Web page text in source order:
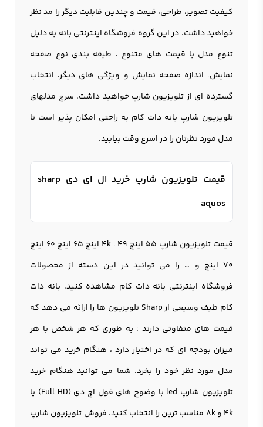
کیفیت تصویر، طراحی، قیمت و چندین قابلیت دیگر را مد نظر
خواهید داشت. در این گروه فروشگاه اینترنتی بانه به دلیل
تنوع مدل با قیمت های متنوع ، طبقه بندی نوع صفحه
نمایش، اندازه صفحه نمایش و ویژگی های دیگر، انتخاب
گسترده ای از تلويزيون شارپ خواهید داشت. سرچ مدلهای
تلويزيون شارپ بانه دات کام به راحتی امکان پذیر است تا
مدل مورد نظرتان را در اسرع وقت بیابید.
قیمت تلویزیون شارپ خرید ال ای دی sharp
aquos
قیمت تلویزیون شارپ 55 اینچ 4k ، 49 اینچ 65 اینچ 60 اینچ
70 اینچ و … را می توانید در این دسته از محصولات
فروشگاه اینترنتی بانه دات کام مشاهده کنید. بانه دات
کام طیف وسیعی از Sharp تلويزيون ها را ارائه می دهد که
قیمت های متفاوتی دارند ؛ به طوری که هر شخص با هر
میزان بودجه ای که در اختیار دارد ، هنگام خرید می تواند
مدل مورد نظر خود را بخرد. شما می توانید هنگام خرید
تلويزيون شارپ led با وضوح های فول اچ دی (Full HD) یا
4k و 8k مناسب ترین را انتخاب کنید. فروش تلویزیون شارپ